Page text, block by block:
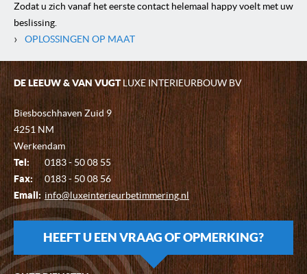
Zodat u zich vanaf het eerste contact helemaal happy voelt met uw
beslissing.
› OPLOSSINGEN OP MAAT
DE LEEUW & VAN VUGTLUXE INTERIEURBOUW BV
Biesboschhaven Zuid 9
4251 NM
Werkendam
Tel:
0183 - 50 08 55
Fax:
0183 - 50 08 56
Email: info@luxeinterieurbetimmering.nl
HEEFT U EEN VRAAG OF OPMERKING?